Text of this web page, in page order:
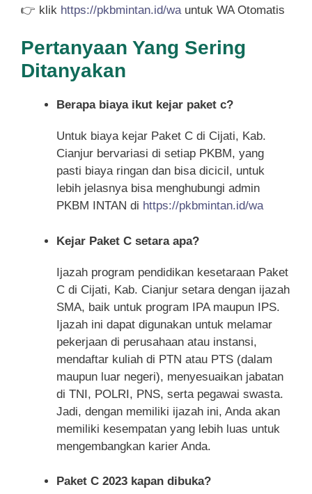
👉 klik https://pkbmintan.id/wa untuk WA Otomatis
Pertanyaan Yang Sering
Ditanyakan
Berapa biaya ikut kejar paket c?
Untuk biaya kejar Paket C di Cijati, Kab.
Cianjur bervariasi di setiap PKBM, yang
pasti biaya ringan dan bisa dicicil, untuk
lebih jelasnya bisa menghubungi admin
PKBM INTAN di https://pkbmintan.id/wa
Kejar Paket C setara apa?
Ijazah program pendidikan kesetaraan Paket
C di Cijati, Kab. Cianjur setara dengan ijazah
SMA, baik untuk program IPA maupun IPS.
Ijazah ini dapat digunakan untuk melamar
pekerjaan di perusahaan atau instansi,
mendaftar kuliah di PTN atau PTS (dalam
maupun luar negeri), menyesuaikan jabatan
di TNI, POLRI, PNS, serta pegawai swasta.
Jadi, dengan memiliki ijazah ini, Anda akan
memiliki kesempatan yang lebih luas untuk
mengembangkan karier Anda.
Paket C 2023 kapan dibuka?